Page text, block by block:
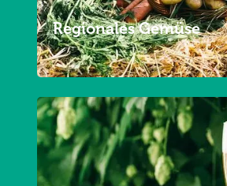
Regionales Gemüse